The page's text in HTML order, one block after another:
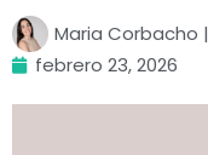
Maria
febrero 23, 2026